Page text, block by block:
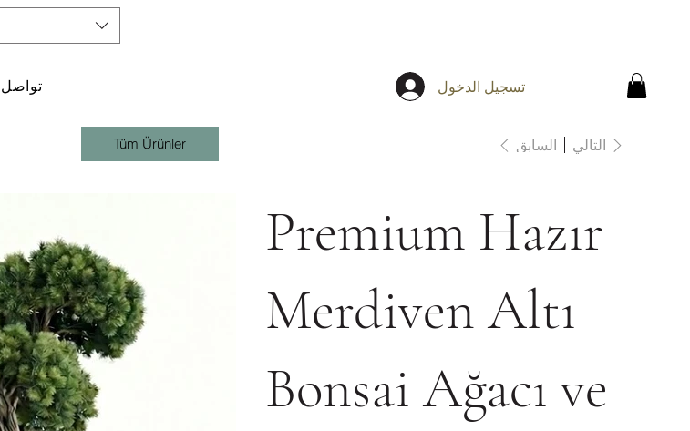
تواصل تسجيل الدخول
السابق التالي
Premium Hazır
Merdiven Altı
Bonsai Ağacı ve
Tüm Ürünler